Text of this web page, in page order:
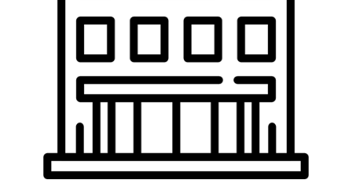
para elevar conversão sem baixar preços.
Erro comum:campanhas no Instagram sem landing do
de Reservas otimizada — tráfego chega e não encontra